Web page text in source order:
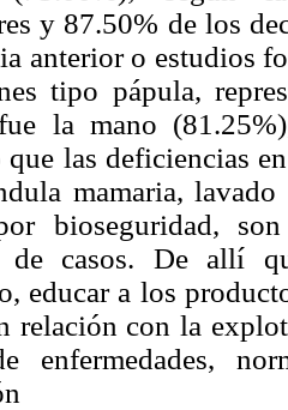
y 87.50% de los
anterior o estudios
tipo pápula,
la mano
las deficiencias
mamaria,
bioseguridad,
de casos. De allí
educar a los
relación con la
enfermedades,